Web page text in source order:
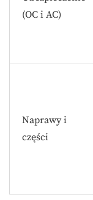
(OC i AC)
Naprawy i
części